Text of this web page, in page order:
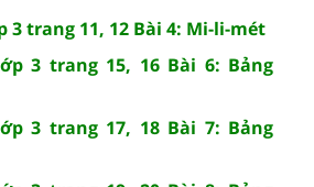
3 trang 11, 12 Bài 4: Mi-li-mét
3 trang 15, 16 Bài 6: Bảng
3 trang 17, 18 Bài 7: Bảng